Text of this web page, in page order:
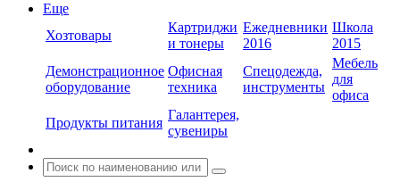
Еще
Хозтовары
Картриджи
и тонеры
Ежедневники
2016
Школа
2015
Демонстрационное
оборудование
Офисная
техника
Спецодежда,
инструменты
Мебель
для
офиса
Продукты питания
Галантерея,
сувениры